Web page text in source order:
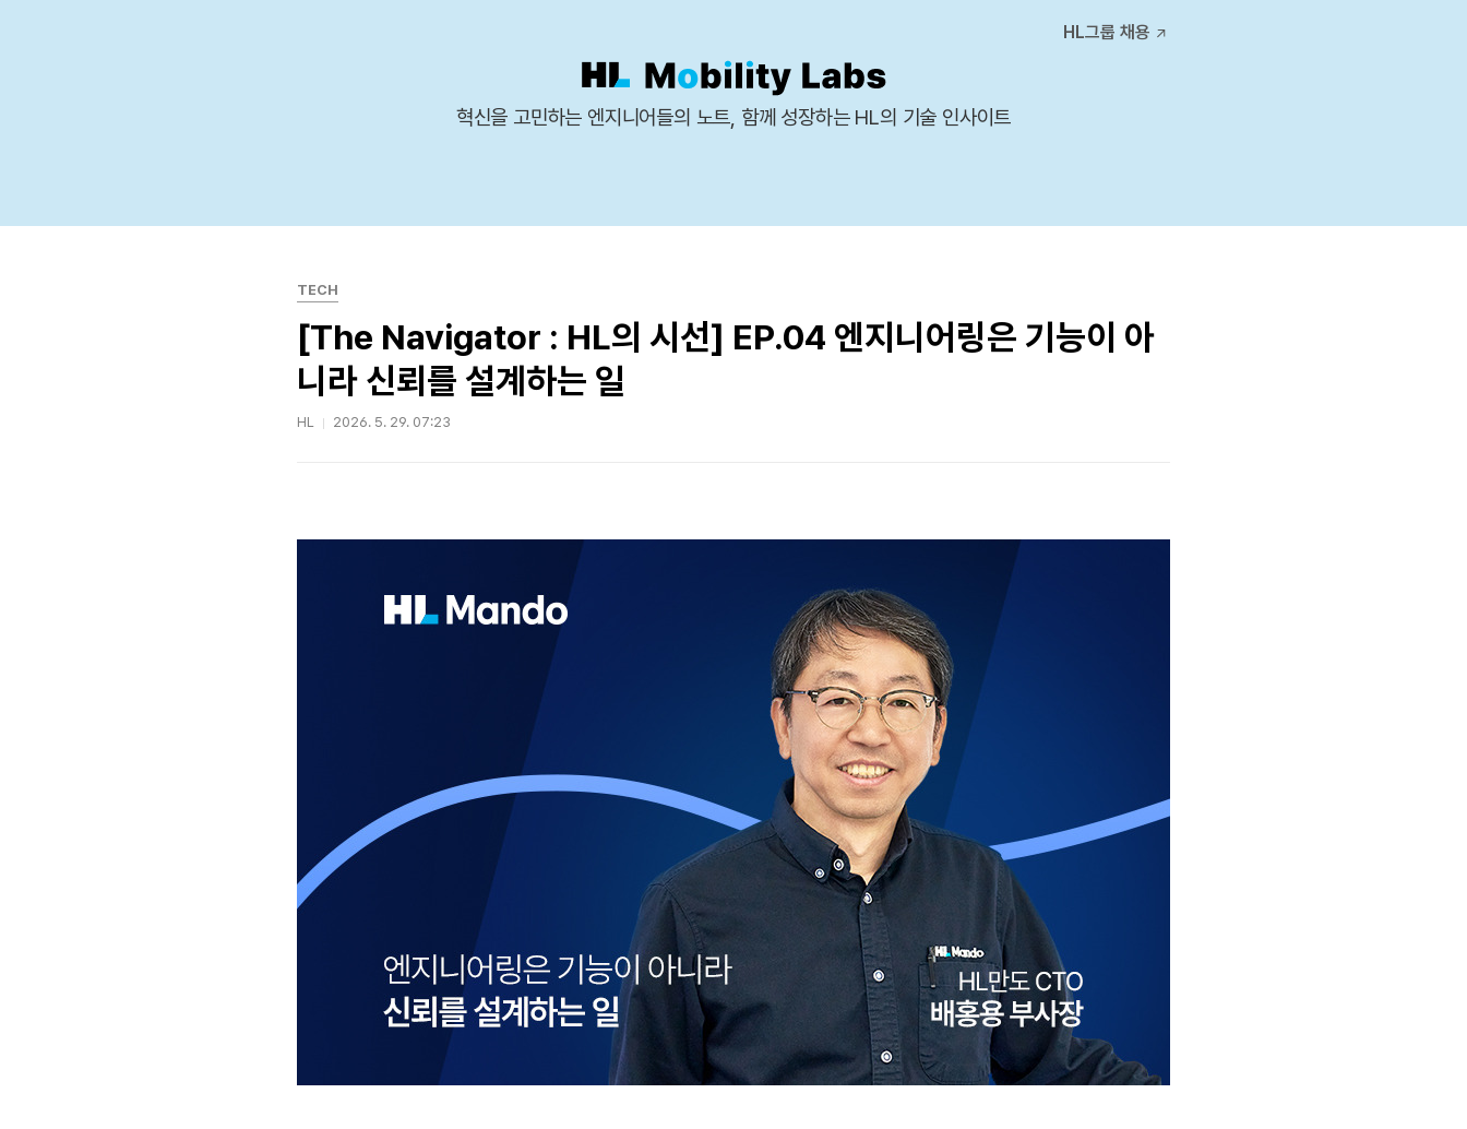
HL그룹 채용
혁신을 고민하는 엔지니어들의 노트, 함께 성장하는 HL의 기술 인사이트
TECH
[The Navigator : HL의 시선] EP.04 엔지니어링은 기능이 아
니라 신뢰를 설계하는 일
HL 2026. 5. 29. 07:23